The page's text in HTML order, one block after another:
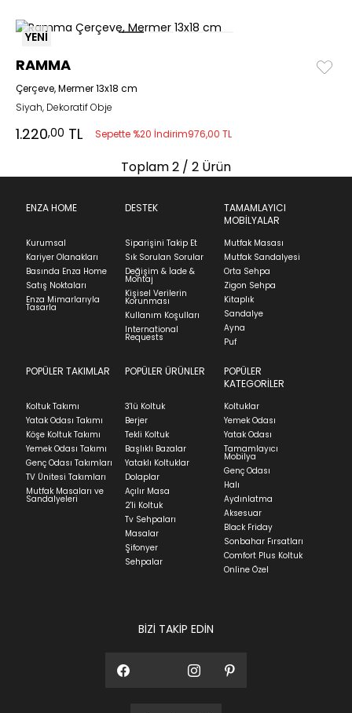
YENİ
RAMMA
Çerçeve, Mermer 13x18 cm
Siyah, Dekoratif Obje
1.220,00 TL Sepette %20 İndirim976,00 TL
Toplam2 / 2 Ürün
ENZA HOME
Kurumsal
Kariyer Olanakları
Basında Enza Home
Satış Noktaları
Enza Mimarlarıyla
Tasarla
DESTEK
Siparişini Takip Et
Sık Sorulan Sorular
Değişim & İade &
Montaj
Kişisel Verilerin
Korunması
Kullanım Koşulları
International
Requests
TAMAMLAYICI
MOBİLYALAR
Mutfak Masası
Mutfak Sandalyesi
Orta Sehpa
Zigon Sehpa
Kitaplık
Sandalye
Ayna
Puf
POPÜLER TAKIMLAR
Koltuk Takımı
Yatak Odası Takımı
Köşe Koltuk Takımı
Yemek Odası Takımı
Genç Odası Takımları
TV Ünitesi Takımları
Mutfak Masaları ve
Sandalyeleri
POPÜLER ÜRÜNLER
3'lü Koltuk
Berjer
Tekli Koltuk
Başlıklı Bazalar
Yataklı Koltuklar
Dolaplar
Açılır Masa
2'li Koltuk
Tv Sehpaları
Masalar
Şifonyer
Sehpalar
POPÜLER
KATEGORİLER
Koltuklar
Yemek Odası
Yatak Odası
Tamamlayıcı
Mobilya
Genç Odası
Halı
Aydınlatma
Aksesuar
Black Friday
Sonbahar Fırsatları
Comfort Plus Koltuk
Online Özel
BİZİ TAKİP EDİN